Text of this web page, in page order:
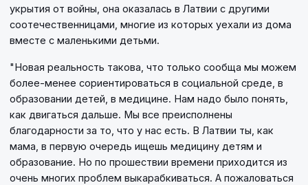
укрытия от войны, она оказалась в Латвии с другими
соотечественницами, многие из которых уехали из дома
вместе с маленькими детьми.
"Новая реальность такова, что только сообща мы можем
более-менее сориентироваться в социальной среде, в
образовании детей, в медицине. Нам надо было понять,
как двигаться дальше. Мы все преисполнены
благодарности за то, что у нас есть. В Латвии ты, как
мама, в первую очередь ищешь медицину детям и
образование. Но по прошествии времени приходится из
очень многих проблем выкарабкиваться. А пожаловаться